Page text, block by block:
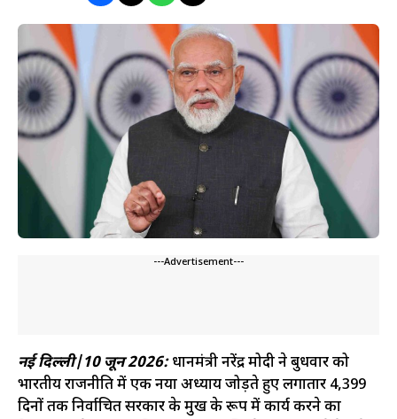
---Advertisement---
नई दिल्ली|10 जून 2026:प्रधानमंत्री नरेंद्र मोदी ने बुधवार को
भारतीय राजनीति में एक नया अध्याय जोड़ते हुए लगातार 4,399
दिनों तक निर्वाचित सरकार के प्रमुख के रूप में कार्य करने का